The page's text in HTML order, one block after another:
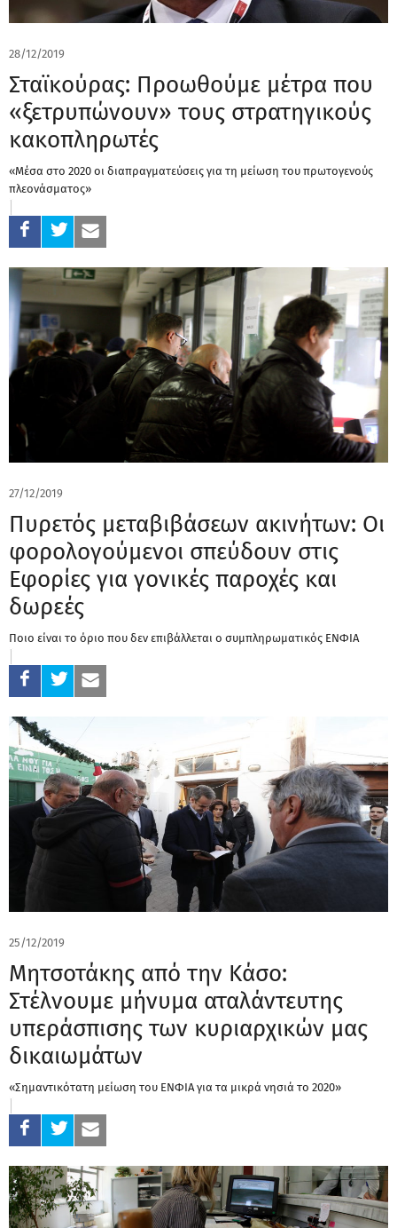
28/12/2019
Σταϊκούρας: Προωθούμε μέτρα που
«ξετρυπώνουν» τους στρατηγικούς
κακοπληρωτές
«Μέσα στο 2020 οι διαπραγματεύσεις για τη μείωση του πρωτογενούς
πλεονάσματος»
27/12/2019
Πυρετός μεταβιβάσεων ακινήτων: Οι
φορολογούμενοι σπεύδουν στις
Εφορίες για γονικές παροχές και
δωρεές
Ποιο είναι το όριο που δεν επιβάλλεται ο συμπληρωματικός ΕΝΦΙΑ
25/12/2019
Μητσοτάκης από την Κάσο:
Στέλνουμε μήνυμα αταλάντευτης
υπεράσπισης των κυριαρχικών μας
δικαιωμάτων
«Σημαντικότατη μείωση του ΕΝΦΙΑ για τα μικρά νησιά το 2020»